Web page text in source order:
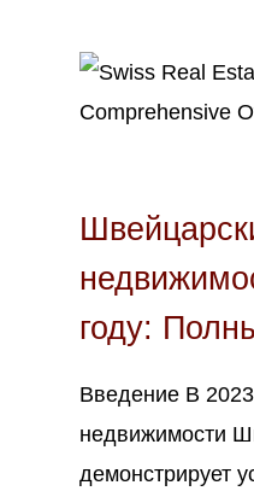
году:
Введение В
недвижимости
демонстрирует